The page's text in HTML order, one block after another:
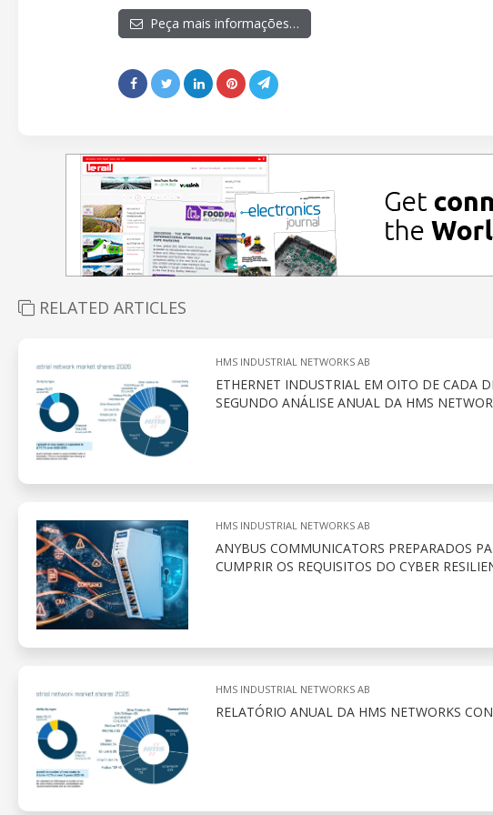
Peça mais informações…
RELATED ARTICLES
HMS INDUSTRIAL NETWORKS AB
ETHERNET INDUSTRIAL EM OITO DE CADA
SEGUNDO ANÁLISE ANUAL DA HMS
HMS INDUSTRIAL NETWORKS AB
ANYBUS COMMUNICATORS PREPARADOS
CUMPRIR OS REQUISITOS DO CYBER
HMS INDUSTRIAL NETWORKS AB
RELATÓRIO ANUAL DA HMS NETWORKS